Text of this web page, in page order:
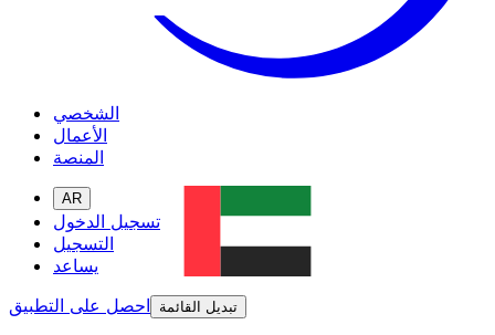
الشخصي
الأعمال
المنصة
AR
تسجيل الدخول
التسجيل
يساعد
احصل على التطبيق
تبديل القائمة